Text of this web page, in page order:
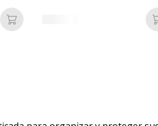
Añadir a la cesta